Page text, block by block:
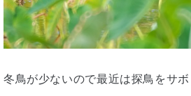
冬鳥が少ないので最近は探鳥をサボ